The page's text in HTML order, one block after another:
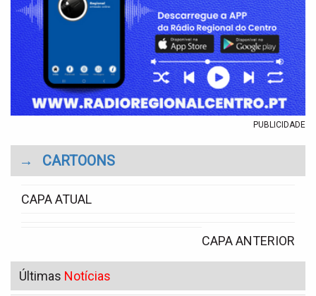
PUBLICIDADE
→ CARTOONS
CAPA ATUAL
CAPA ANTERIOR
Últimas Notícias